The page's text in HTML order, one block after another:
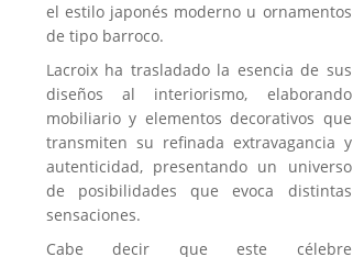
el estilo japonés moderno u ornamentos
de tipo barroco.
Lacroix ha trasladado la esencia de sus
diseños al interiorismo, elaborando
mobiliario y elementos decorativos que
transmiten su refinada extravagancia y
autenticidad, presentando un universo
de posibilidades que evoca distintas
sensaciones.
Cabe decir que este célebre